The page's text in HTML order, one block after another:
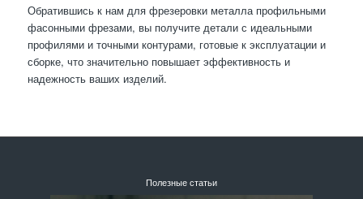
Обратившись к нам для фрезеровки металла профильными
фасонными фрезами, вы получите детали с идеальными
профилями и точными контурами, готовые к эксплуатации и
сборке, что значительно повышает эффективность и
надежность ваших изделий.
Полезные статьи